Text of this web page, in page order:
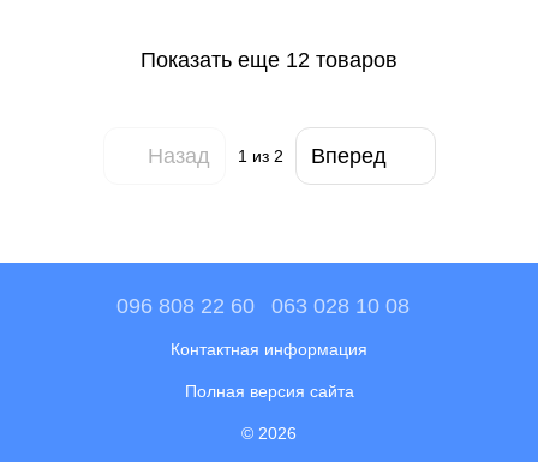
Показать еще 12 товаров
Назад 1из 2 Вперед
096 808 22 60 063 028 10 08
Контактная информация
Полная версия сайта
© 2026